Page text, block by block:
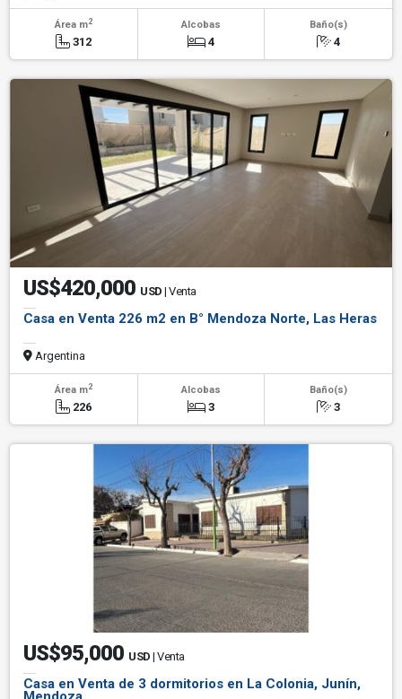
Área m2
312
Alcobas
4
Baño(s)
4
US$420,000 USD | Venta
Casa en Venta 226 m2 en B° Mendoza Norte, Las Heras
Argentina
Área m2
226
Alcobas
3
Baño(s)
3
US$95,000 USD | Venta
Casa en Venta de 3 dormitorios en La Colonia, Junín,